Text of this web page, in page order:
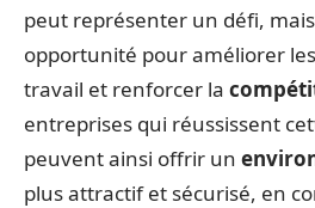
peut représenter un défi,
opportunité pour améliorer
travail et renforcer la
entreprises qui réussissent
peuvent ainsi offrir un
plus attractif et sécurisé, en